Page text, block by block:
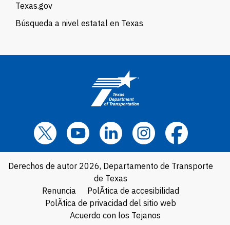
Texas.gov
Búsqueda a nivel estatal en Texas
Derechos de autor 2026, Departamento de Transporte
de Texas
Renuncia
PolÃ­tica de accesibilidad
PolÃ­tica de privacidad del sitio web
Acuerdo con los Tejanos